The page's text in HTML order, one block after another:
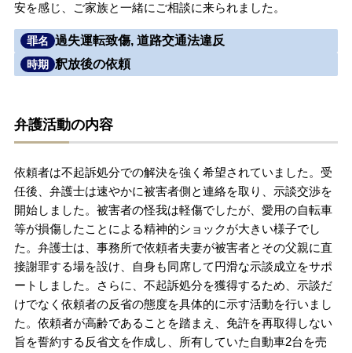
安を感じ、ご家族と一緒にご相談に来られました。
罪名 過失運転致傷, 道路交通法違反
時期 釈放後の依頼
弁護活動の内容
依頼者は不起訴処分での解決を強く希望されていました。受
任後、弁護士は速やかに被害者側と連絡を取り、示談交渉を
開始しました。被害者の怪我は軽傷でしたが、愛用の自転車
等が損傷したことによる精神的ショックが大きい様子でし
た。弁護士は、事務所で依頼者夫妻が被害者とその父親に直
接謝罪する場を設け、自身も同席して円滑な示談成立をサポ
ートしました。さらに、不起訴処分を獲得するため、示談だ
けでなく依頼者の反省の態度を具体的に示す活動を行いまし
た。依頼者が高齢であることを踏まえ、免許を再取得しない
旨を誓約する反省文を作成し、所有していた自動車2台を売